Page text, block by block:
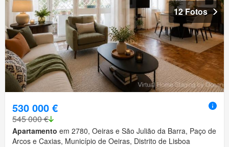
12 Fotos
530 000 €
545 000 €
Apartamento em 2780, Oeiras e São Julião da Barra, Paço de
Arcos e Caxias, Município de Oeiras, Distrito de Lisboa